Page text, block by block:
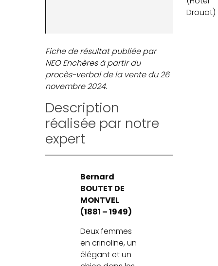
Drouot)
Fiche de résultat publiée par
NEO Enchères à partir du
procès-verbal de la vente du 26
novembre 2024.
Description
réalisée par notre
expert
Bernard
BOUTET DE
MONTVEL
(1881 – 1949)
Deux femmes
en crinoline, un
élégant et un